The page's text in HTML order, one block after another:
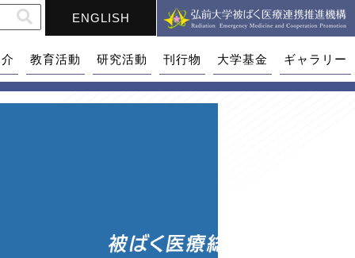
ENGLISH
教育活動 研究活動 刊行物 大学基金 ギャラリー